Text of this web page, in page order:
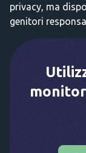
privacy, ma
genitori